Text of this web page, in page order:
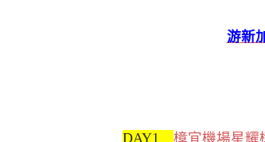
游新
DAY1 樟宜機場星耀